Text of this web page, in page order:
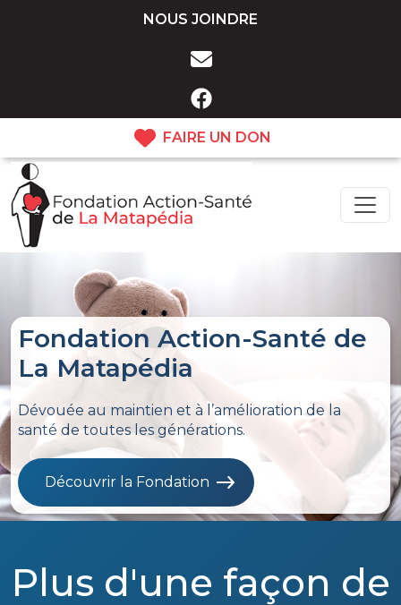
Aller au contenu principal
menu secondaire
NOUS JOINDRE
FAIRE UN DON
Fondation Action-Santé de
La Matapédia
Dévouée au maintien et à l’amélioration de la
santé de toutes les générations.
Découvrir la Fondation
Plus d'une façon de